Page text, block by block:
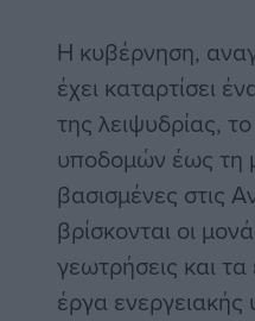
Η κυβέρνηση,
έχει καταρτίσει
της λειψυδρίας,
υποδομών έως τη
βασισμένες στις
βρίσκονται οι
γεωτρήσεις και
έργα ενεργειακής